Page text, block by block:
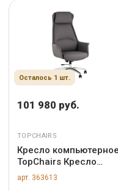
Осталось 1 шт.
101 980 руб.
TOPCHAIRS
Кресло компьютерное
TopChairs Кресло
руководителя
TopChairs Viking NEW
арт. 363613